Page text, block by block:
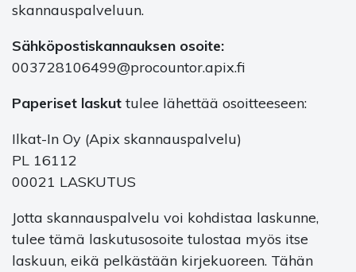
skannauspalveluun.
Sähköpostiskannauksen osoite:
003728106499@procountor.apix.fi
Paperiset laskut tulee lähettää osoitteeseen:
Ilkat-In Oy (Apix skannauspalvelu)
PL 16112
00021 LASKUTUS
Jotta skannauspalvelu voi kohdistaa laskunne,
tulee tämä laskutusosoite tulostaa myös itse
laskuun, eikä pelkästään kirjekuoreen. Tähän